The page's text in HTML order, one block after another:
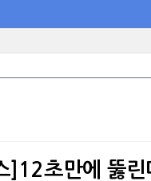
]12초만에 뚫